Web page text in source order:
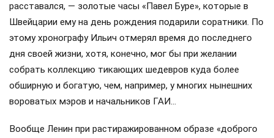
расставался, — золотые часы «Павел Буре», которые в
Швейцарии ему на день рождения подарили соратники. По
этому хронографу Ильич отмерял время до последнего
дня своей жизни, хотя, конечно, мог бы при желании
собрать коллекцию тикающих шедевров куда более
обширную и богатую, чем, например, у многих нынешних
вороватых мэров и начальников ГАИ…
Вообще Ленин при растиражированном образе «доброго